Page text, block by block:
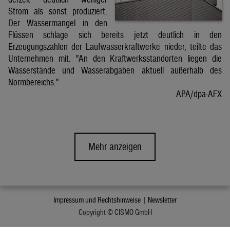
Strom als sonst produziert.
Der Wassermangel in den
Flüssen schlage sich bereits jetzt deutlich in den
Erzeugungszahlen der Laufwasserkraftwerke nieder, teilte das
Unternehmen mit. "An den Kraftwerksstandorten liegen die
Wasserstände und Wasserabgaben aktuell außerhalb des
Normbereichs."
APA/dpa-AFX
Mehr anzeigen
Impressum und Rechtshinweise | Newsletter
Copyright © CISMO GmbH